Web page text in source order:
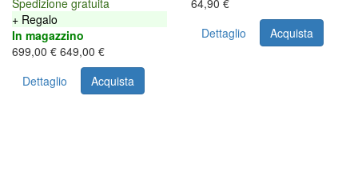
+ Regalo
In magazzino
699,00 € 649,00 €
Dettaglio
Acquista
Dettaglio
Acquista